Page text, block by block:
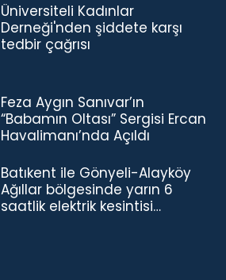
Üniversiteli Kadınlar
Derneği'nden şiddete karşı
tedbir çağrısı
Feza Aygın Sanıvar’ın
“Babamın Oltası” Sergisi Ercan
Havalimanı’nda Açıldı
Batıkent ile Gönyeli-Alayköy
Ağıllar bölgesinde yarın 6
saatlik elektrik kesintisi…